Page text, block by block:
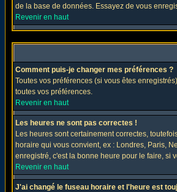
de la base de données. Essayez de vous
Revenir en haut
Comment puis-je changer mes préférences ?
Toutes vos préférences (si vous êtes
toutes vos préférences.
Revenir en haut
Les heures ne sont pas correctes !
Les heures sont certainement correctes,
horaire qui vous convient, ex : Londres, Paris,
enregistré, c'est la bonne heure pour le faire, si
Revenir en haut
J'ai changé le fuseau horaire et l'heure est